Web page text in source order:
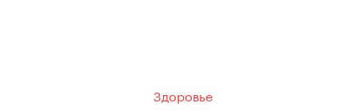
Здоровье